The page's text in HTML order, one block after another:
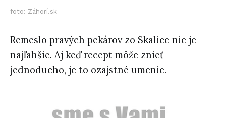
foto: Záhorí.sk
Remeslo pravých pekárov zo Skalice nie je
najľahšie. Aj keď recept môže znieť
jednoducho, je to ozajstné umenie.